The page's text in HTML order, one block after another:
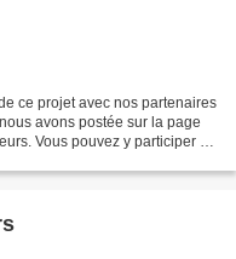
ce projet avec nos partenaires
avons postée sur la page
Vous pouvez y participer et